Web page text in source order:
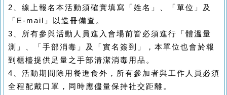
2、線上報名本活動須確實填寫「姓名」、「單位」及
「E-mail」以造冊備查。
3、所有參與活動人員進入會場前皆必須進行「體溫量
測」、「手部消毒」及「實名簽到」，本單位也會於報
到櫃檯提供足量之手部清潔消毒用品。
4、活動期間除用餐進食外，所有參加者與工作人員必須
全程配戴口罩，同時應儘量保持社交距離。